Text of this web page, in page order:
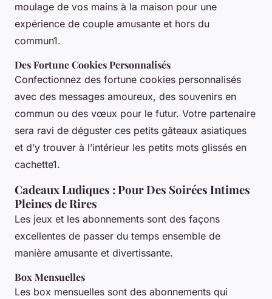
moulage de vos mains à la maison pour une
expérience de couple amusante et hors du
commun1.
Des Fortune Cookies Personnalisés
Confectionnez des fortune cookies personnalisés
avec des messages amoureux, des souvenirs en
commun ou des vœux pour le futur. Votre partenaire
sera ravi de déguster ces petits gâteaux asiatiques
et d’y trouver à l’intérieur les petits mots glissés en
cachette1.
Cadeaux Ludiques : Pour Des Soirées Intimes
Pleines de Rires
Les jeux et les abonnements sont des façons
excellentes de passer du temps ensemble de
manière amusante et divertissante.
Box Mensuelles
Les box mensuelles sont des abonnements qui